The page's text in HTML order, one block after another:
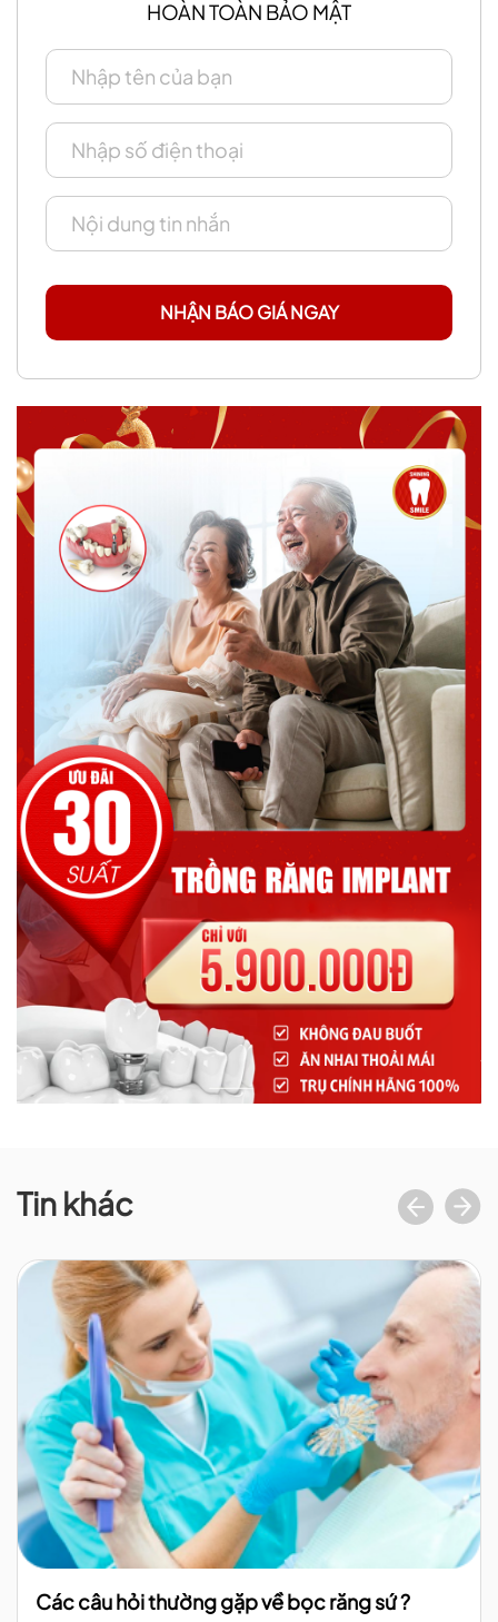
HOÀN TOÀN BẢO MẬT
NHẬN BÁO GIÁ NGAY
Tin khác
Các câu hỏi thường gặp về bọc răng sứ ?